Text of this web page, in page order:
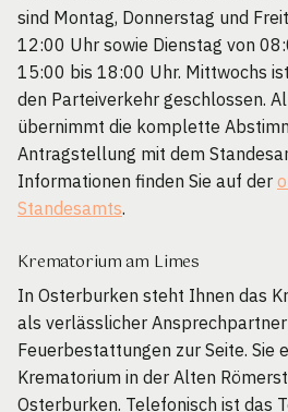
sind Montag, Donnerstag und
12:00 Uhr sowie Dienstag von
15:00 bis 18:00 Uhr. Mittwochs
den Parteiverkehr geschlossen.
übernimmt die komplette
Antragstellung mit dem
Informationen finden Sie auf der
Standesamts.
Krematorium am Limes
In Osterburken steht Ihnen das
als verlässlicher
Feuerbestattungen zur Seite. Sie
Krematorium in der Alten
Osterburken. Telefonisch ist das